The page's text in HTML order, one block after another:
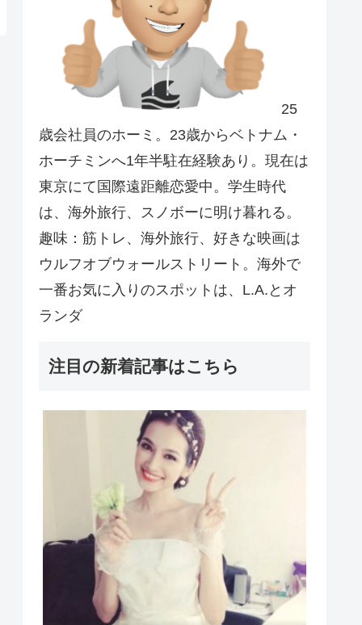
25
歳会社員のホーミ。23歳からベトナム・
ホーチミンへ1年半駐在経験あり。現在は
東京にて国際遠距離恋愛中。学生時代
は、海外旅行、スノボーに明け暮れる。
趣味：筋トレ、海外旅行、好きな映画は
ウルフオブウォールストリート。海外で
一番お気に入りのスポットは、L.A.とオ
ランダ
注目の新着記事はこちら